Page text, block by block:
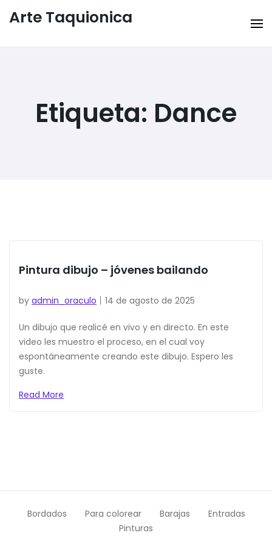
Arte Taquionica
Etiqueta: Dance
Pintura dibujo – jóvenes bailando
by admin_oraculo 14 de agosto de 2025
Un dibujo que realicé en vivo y en directo. En este
video les muestro el proceso, en el cual voy
espontáneamente creando este dibujo. Espero les
guste.
Read More
Bordados Para colorear Barajas
Entradas
Pinturas